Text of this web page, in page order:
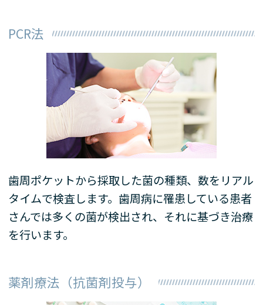
PCR法
歯周ポケットから採取した菌の種類、数をリアル
タイムで検査します。歯周病に罹患している患者
さんでは多くの菌が検出され、それに基づき治療
を行います。
薬剤療法（抗菌剤投与）